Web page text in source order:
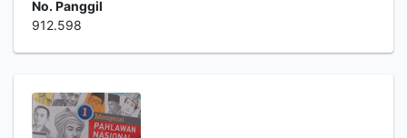
No. Panggil
912.598